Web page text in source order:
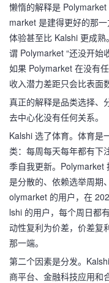
懒惰的解释是
market 是建得更好的那
体验甚至比 Kalshi 更成
谓 Polymarket “还没开始
如果 Polymarket 在没有
收入潜力差距只会比表面
真正的解释是品类选择
去中心化没有任何关系。
Kalshi 选了体育。体育是
类：每周每天每年都有下
季自我更新。
是分散的、依赖选举周期
olymarket 的用户，在
lshi 的用户，每个周日都
动性复利为价差，价差复
那一端。
第二个因素是分发。
商平台、金融科技应用和